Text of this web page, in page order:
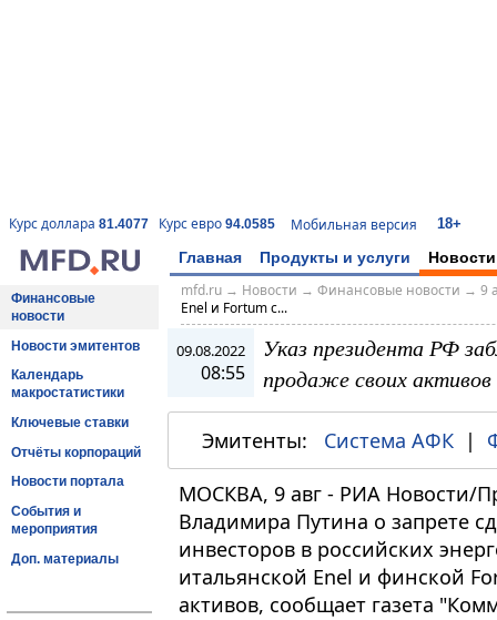
Курс доллара 81.4077 Курс евро 94.0585 Мобильная версия 18+
Главная Продукты и услуги Новости
Финансовые
новости
Новости эмитентов
Календарь
макростатистики
Ключевые ставки
Отчёты корпораций
Новости портала
События и
мероприятия
Доп. материалы
mfd.ru→ Новости → Финансовые новости → 9
Enel и Fortum с...
09.08.2022
08:55
Указ президента РФ
продаже своих
Эмитенты: Система АФК |
МОСКВА, 9 авг - РИА Новости/
Владимира Путина о запрете
инвесторов в российских
итальянской Enel и финской
активов, сообщает газета